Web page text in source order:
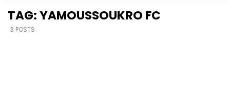
TAG: YAMOUSSOUKRO FC
3 POSTS